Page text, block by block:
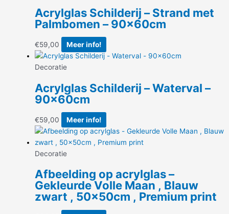
Acrylglas Schilderij – Strand met
Palmbomen – 90x60cm
€59,00 Meer info!
Decoratie
Acrylglas Schilderij – Waterval –
90x60cm
€59,00 Meer info!
Decoratie
Afbeelding op acrylglas –
Gekleurde Volle Maan , Blauw
zwart , 50x50cm , Premium print